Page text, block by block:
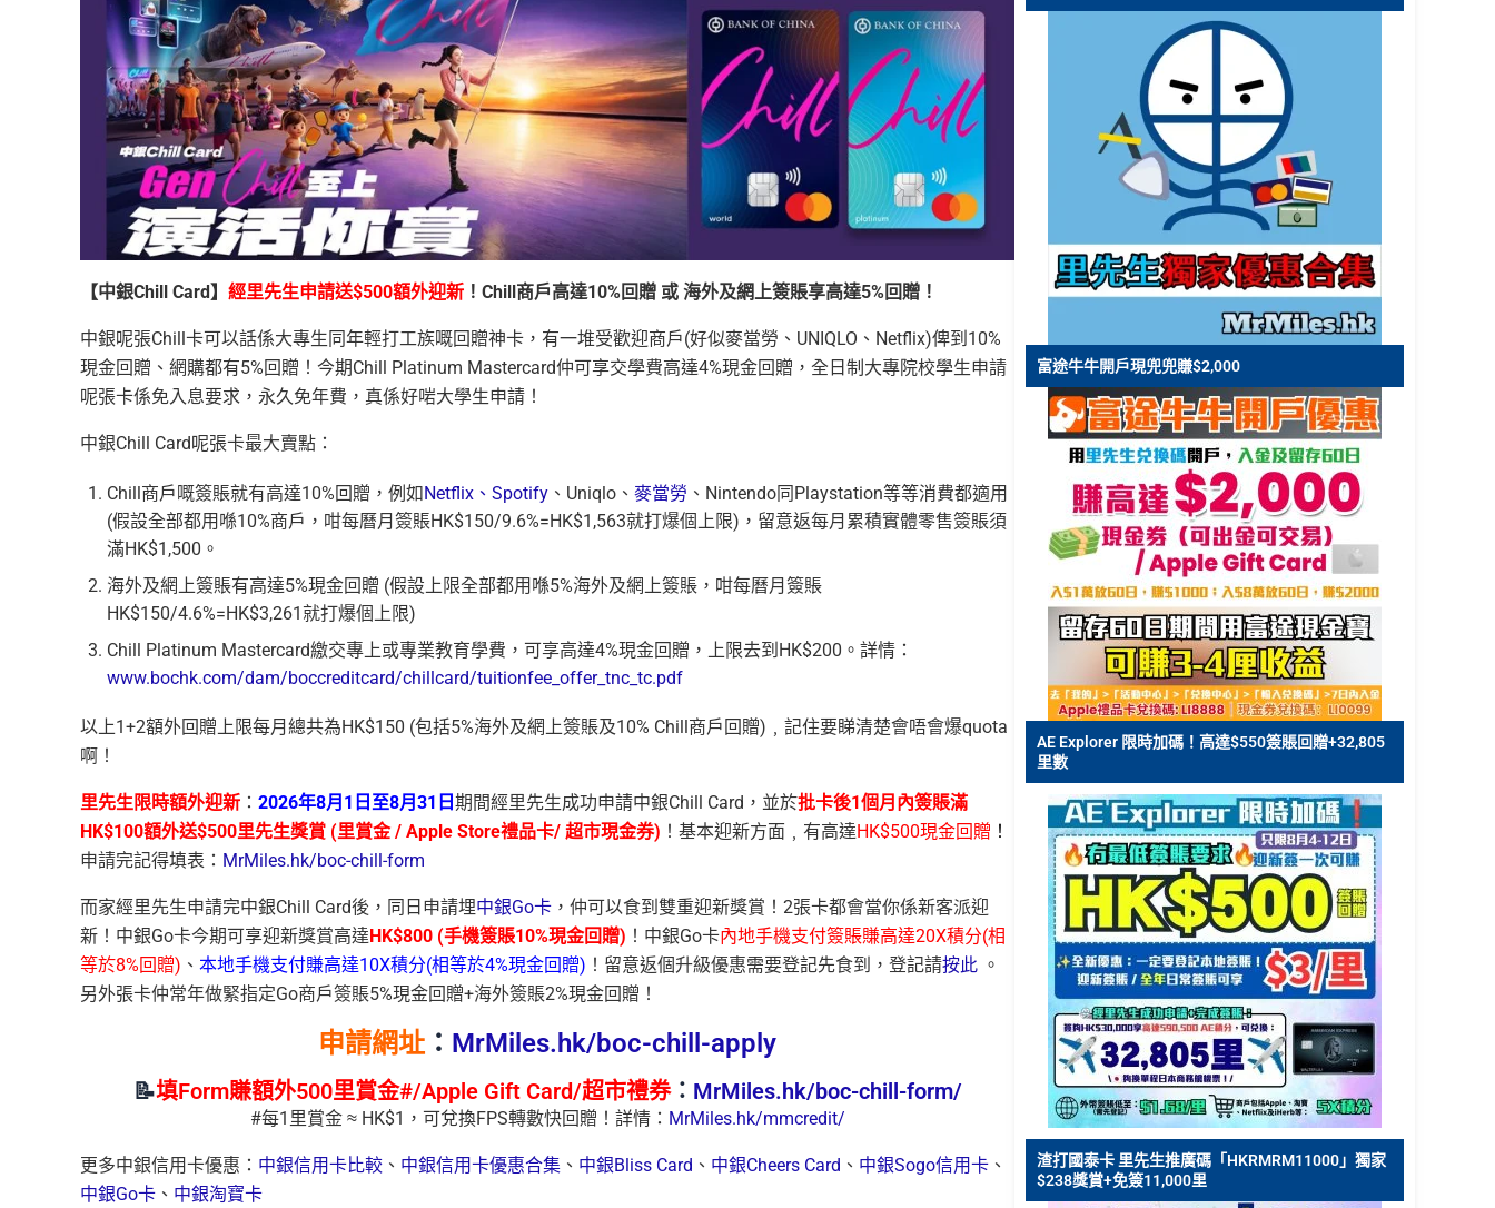
【中銀Chill Card】 經里先生申請送$500額外迎新 ！Chill商戶高達10%回贈 或 海外及網上簽賬享高達5%回贈！
中銀呢張Chill卡可以話係大專生同年輕打工族嘅回贈神卡，有一堆受歡迎商戶(好似麥當勞、UNIQLO、Netflix)俾到10%
現金回贈、網購都有5%回贈！今期Chill Platinum Mastercard仲可享交學費高達4%現金回贈，全日制大專院校學生申請
呢張卡係免入息要求，永久免年費，真係好啱大學生申請！
中銀Chill Card呢張卡最大賣點：
Chill商戶嘅簽賬就有高達10%回贈，例如 Netflix、Spotify 、Uniqlo、 麥當勞 、Nintendo同Playstation等等消費都適用
(假設全部都用喺10%商戶，咁每曆月簽賬HK$150/9.6%=HK$1,563就打爆個上限)，留意返每月累積實體零售簽賬須
滿HK$1,500。
海外及網上簽賬有高達5%現金回贈 (假設上限全部都用喺5%海外及網上簽賬，咁每曆月簽賬
HK$150/4.6%=HK$3,261就打爆個上限)
Chill Platinum Mastercard繳交專上或專業教育學費，可享高達4%現金回贈，上限去到HK$200。詳情：
www.bochk.com/dam/boccreditcard/chillcard/tuitionfee_offer_tnc_tc.pdf
以上1+2額外回贈上限每月總共為HK$150 (包括5%海外及網上簽賬及10% Chill商戶回贈)﹐記住要睇清楚會唔會爆quota
啊！
里先生限時額外迎新 ： 2026年8月1日至8月31日 期間經里先生成功申請中銀Chill Card，並於批卡後1個月內簽賬滿
HK$100額外送$500⾥先⽣獎賞 (⾥賞⾦ / Apple Store禮品卡/ 超市現⾦券) ！基本迎新方面﹐有高達HK$500現金回贈 ！
申請完記得填表： MrMiles.hk/boc-chill-form
而家經里先生申請完中銀Chill Card後，同日申請埋中銀Go卡 ，仲可以食到雙重迎新獎賞！2張卡都會當你係新客派迎
新！中銀Go卡今期可享迎新獎賞高達 HK$800 (手機簽賬10%現金回贈) ！中銀Go卡內地手機支付簽賬賺高達20X積分(相
等於8%回贈) 、 本地手機支付賺高達10X積分(相等於4%現金回贈) ！留意返個升級優惠需要登記先食到，登記請按此 。
另外張卡仲常年做緊指定Go商戶簽賬5%現金回贈+海外簽賬2%現金回贈！
申請網址 ： MrMiles.hk/boc-chill-apply
📝填Form賺額外500里賞金#/Apple Gift Card/超市禮券： MrMiles.hk/boc-chill-form/
#每1里賞金 ≈ HK$1，可兌換FPS轉數快回贈！詳情： MrMiles.hk/mmcredit/
更多中銀信用卡優惠： 中銀信用卡比較 、 中銀信用卡優惠合集 、 中銀Bliss Card 、 中銀Cheers Card 、 中銀Sogo信用卡 、
中銀Go卡 、 中銀淘寶卡
富途牛牛開戶現兜兜賺$2,000
AE Explorer 限時加碼！高達$550簽賬回贈+32,805
里數
渣打國泰卡 里先生推廣碼「HKRMRM11000」獨家
$238獎賞+免簽11,000里